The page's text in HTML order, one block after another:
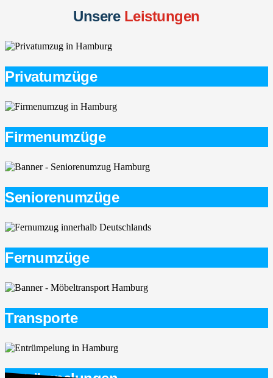
UnsereLeistungen
Privatumzüge
Firmenumzüge
Seniorenumzüge
Fernumzüge
Transporte